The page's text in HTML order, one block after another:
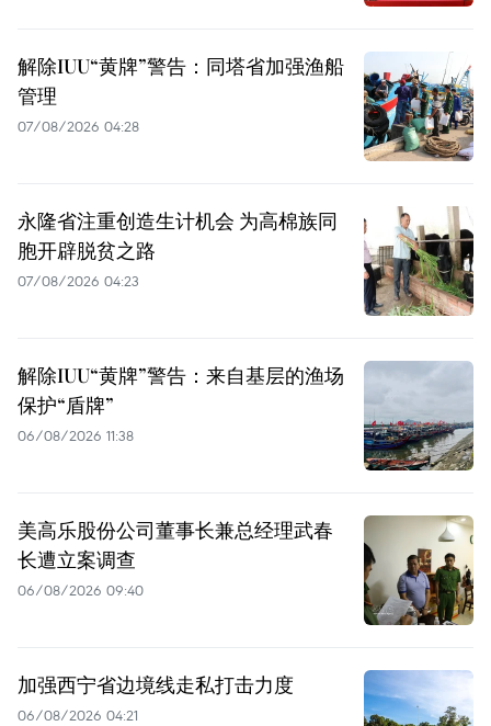
解除IUU“黄牌”警告：同塔省加强渔船
管理
07/08/2026 04:28
永隆省注重创造生计机会 为高棉族同
胞开辟脱贫之路
07/08/2026 04:23
解除IUU“黄牌”警告：来自基层的渔场
保护“盾牌”
06/08/2026 11:38
美高乐股份公司董事长兼总经理武春
长遭立案调查
06/08/2026 09:40
加强西宁省边境线走私打击力度
06/08/2026 04:21